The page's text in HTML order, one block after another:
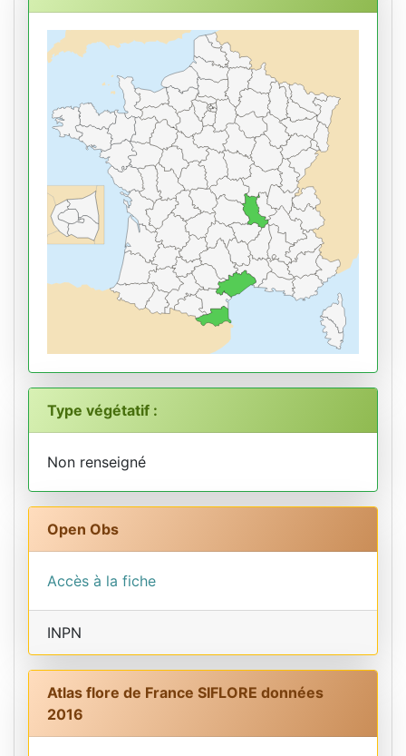
Type végétatif :
Non renseigné
Open Obs
Accès à la fiche
INPN
Atlas flore de France SIFLORE données
2016